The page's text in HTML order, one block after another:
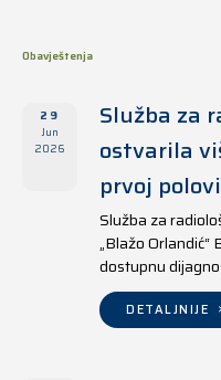
Obavještenja
29
Jun
2026
Služba za
ostvarila
prvoj
Služba za
„Blažo
dostupnu
svjedoče i
do 17. juna 2026.
DETALJNIJE